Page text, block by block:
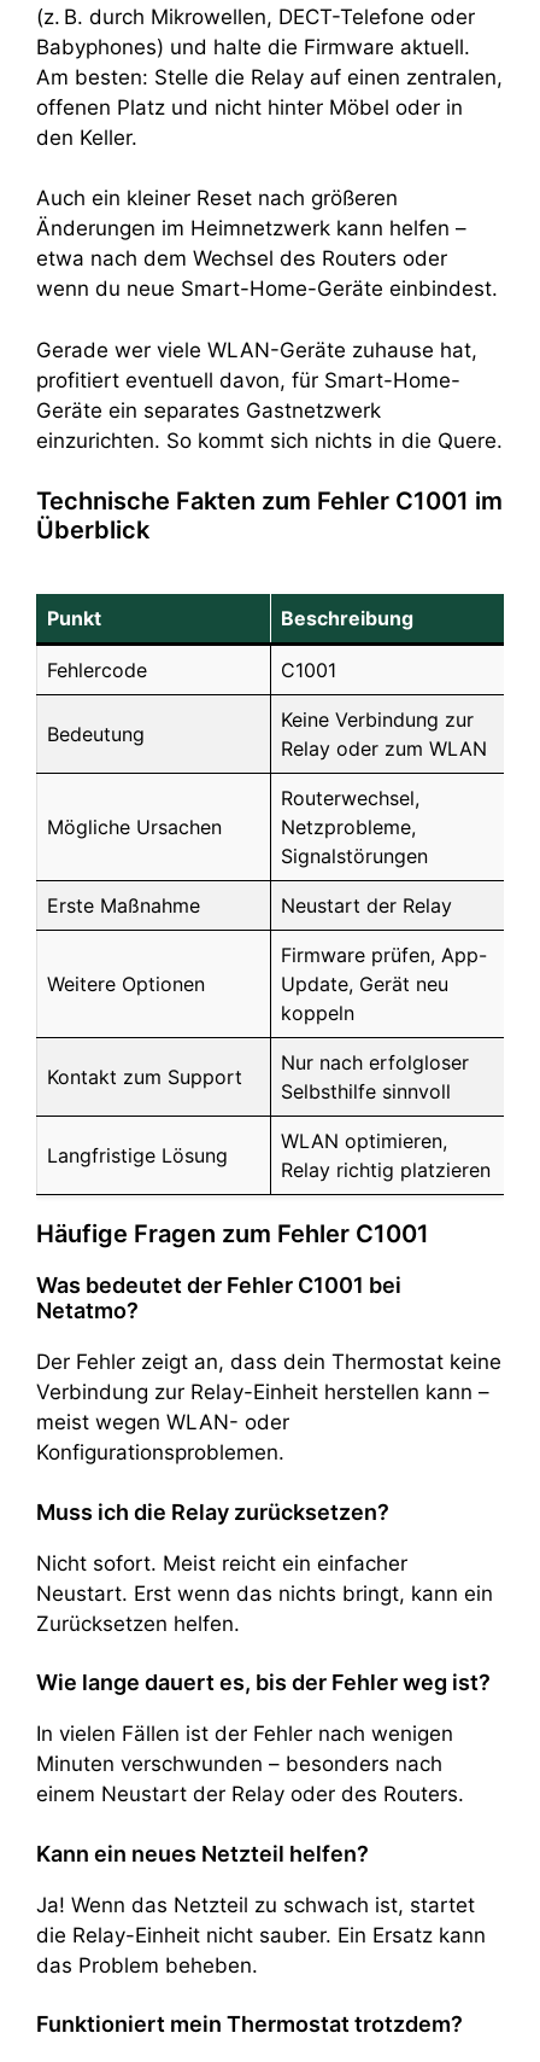
(z. B. durch Mikrowellen, DECT-Telefone oder
Babyphones) und halte die Firmware aktuell.
Am besten: Stelle die Relay auf einen zentralen,
offenen Platz und nicht hinter Möbel oder in
den Keller.
Auch ein kleiner Reset nach größeren
Änderungen im Heimnetzwerk kann helfen –
etwa nach dem Wechsel des Routers oder
wenn du neue Smart-Home-Geräte einbindest.
Gerade wer viele WLAN-Geräte zuhause hat,
profitiert eventuell davon, für Smart-Home-
Geräte ein separates Gastnetzwerk
einzurichten. So kommt sich nichts in die Quere.
Technische Fakten zum Fehler C1001 im
Überblick
Punkt Beschreibung
Fehlercode C1001
Bedeutung
Keine Verbindung zur
Relay oder zum WLAN
Mögliche Ursachen
Routerwechsel,
Netzprobleme,
Signalstörungen
Erste Maßnahme Neustart der Relay
Weitere Optionen
Firmware prüfen, App-
Update, Gerät neu
koppeln
Kontakt zum Support
Nur nach erfolgloser
Selbsthilfe sinnvoll
Langfristige Lösung
WLAN optimieren,
Relay richtig platzieren
Häufige Fragen zum Fehler C1001
Was bedeutet der Fehler C1001 bei
Netatmo?
Der Fehler zeigt an, dass dein Thermostat keine
Verbindung zur Relay-Einheit herstellen kann –
meist wegen WLAN- oder
Konfigurationsproblemen.
Muss ich die Relay zurücksetzen?
Nicht sofort. Meist reicht ein einfacher
Neustart. Erst wenn das nichts bringt, kann ein
Zurücksetzen helfen.
Wie lange dauert es, bis der Fehler weg ist?
In vielen Fällen ist der Fehler nach wenigen
Minuten verschwunden – besonders nach
einem Neustart der Relay oder des Routers.
Kann ein neues Netzteil helfen?
Ja! Wenn das Netzteil zu schwach ist, startet
die Relay-Einheit nicht sauber. Ein Ersatz kann
das Problem beheben.
Funktioniert mein Thermostat trotzdem?